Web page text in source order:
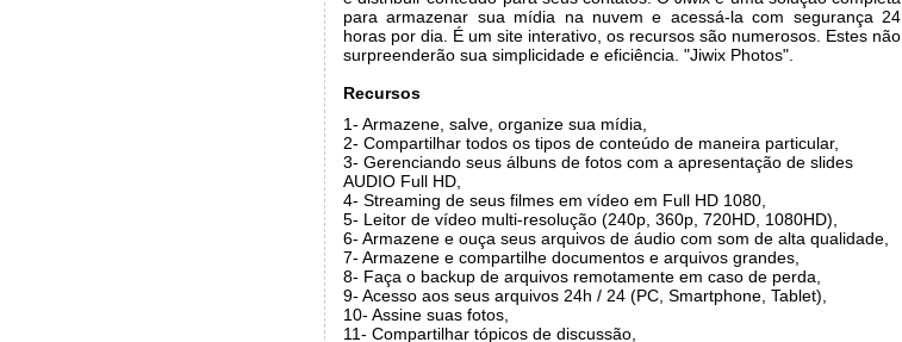
para armazenar sua mídia na nuvem e acessá-la com segurança 24
horas por dia. É um site interativo, os recursos são numerosos. Estes não
surpreenderão sua simplicidade e eficiência. "Jiwix Photos".
Recursos
1- Armazene, salve, organize sua mídia,
2- Compartilhar todos os tipos de conteúdo de maneira particular,
3- Gerenciando seus álbuns de fotos com a apresentação de slides
AUDIO Full HD,
4- Streaming de seus filmes em vídeo em Full HD 1080,
5- Leitor de vídeo multi-resolução (240p, 360p, 720HD, 1080HD),
6- Armazene e ouça seus arquivos de áudio com som de alta qualidade,
7- Armazene e compartilhe documentos e arquivos grandes,
8- Faça o backup de arquivos remotamente em caso de perda,
9- Acesso aos seus arquivos 24h / 24 (PC, Smartphone, Tablet),
10- Assine suas fotos,
11- Compartilhar tópicos de discussão,